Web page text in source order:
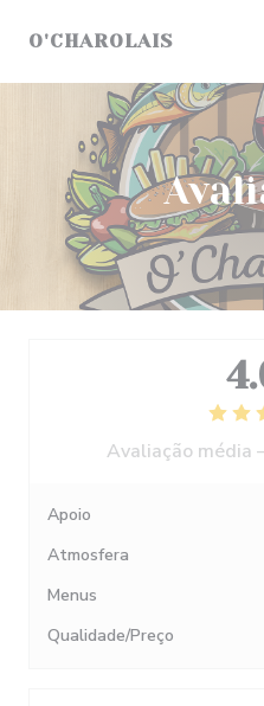
O'CHAROLAIS
Avaliação média
Apoio
Atmosfera
Menus
Qualidade/Preço